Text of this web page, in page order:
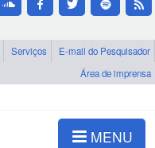
Serviços
E-mail do Pesquisador
Área de imprensa
MENU